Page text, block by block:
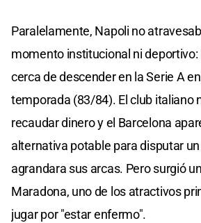
Paralelamente, Napoli no
momento institucional ni
cerca de descender en la Serie A
temporada (83/84). El club italiano
recaudar dinero y el Barcelona
alternativa potable para disputar
agrandara sus arcas. Pero surgió
Maradona, uno de los atractivos
jugar por "estar enfermo".